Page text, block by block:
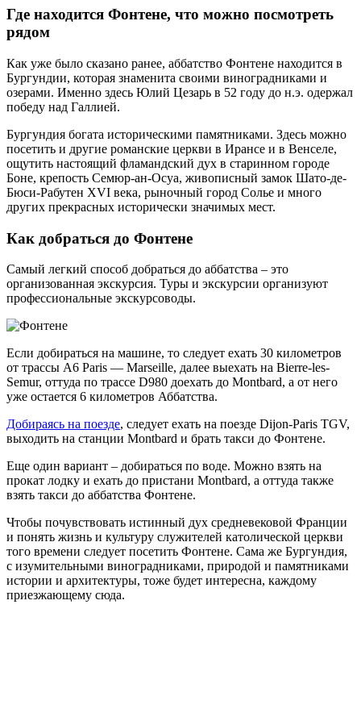
Где находится Фонтене, что можно посмотреть
рядом
Как уже было сказано ранее, аббатство Фонтене находится в
Бургундии, которая знаменита своими виноградниками и
озерами. Именно здесь Юлий Цезарь в 52 году до н.э. одержал
победу над Галлией.
Бургундия богата историческими памятниками. Здесь можно
посетить и другие романские церкви в Ирансе и в Венселе,
ощутить настоящий фламандский дух в старинном городе
Боне, крепость Семюр-ан-Осуа, живописный замок Шато-де-
Бюси-Рабутен XVI века, рыночный город Солье и много
других прекрасных исторически значимых мест.
Как добраться до Фонтене
Самый легкий способ добраться до аббатства – это
организованная экскурсия. Туры и экскурсии организуют
профессиональные экскурсоводы.
Если добираться на машине, то следует ехать 30 километров
от трассы A6 Paris — Marseille, далее выехать на Bierre-les-
Semur, оттуда по трассе D980 доехать до Montbard, а от него
уже остается 6 километров Аббатства.
Добираясь на поезде, следует ехать на поезде Dijon-Paris TGV,
выходить на станции Montbard и брать такси до Фонтене.
Еще один вариант – добираться по воде. Можно взять на
прокат лодку и ехать до пристани Montbard, а оттуда также
взять такси до аббатства Фонтене.
Чтобы почувствовать истинный дух средневековой Франции
и понять жизнь и культуру служителей католической церкви
того времени следует посетить Фонтене. Сама же Бургундия,
с изумительными виноградниками, природой и памятниками
истории и архитектуры, тоже будет интересна, каждому
приезжающему сюда.